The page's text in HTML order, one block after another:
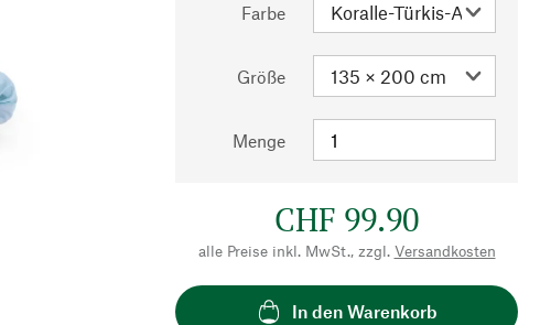
Farbe
Größe
Menge
CHF 99.90
alle Preise inkl. MwSt., zzgl. Versandkosten
In den Warenkorb